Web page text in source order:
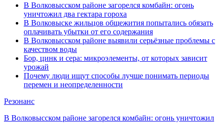
В Волковысском районе загорелся комбайн: огонь
уничтожил два гектара гороха
В Волковыске жильцов общежития попытались обязать
оплачивать убытки от его содержания
В Волковысском районе выявили серьёзные проблемы с
качеством воды
Бор, цинк и сера: микроэлементы, от которых зависит
урожай
Почему люди ищут способы лучше понимать периоды
перемен и неопределенности
Резонанс
В Волковысском районе загорелся комбайн: огонь уничтожил